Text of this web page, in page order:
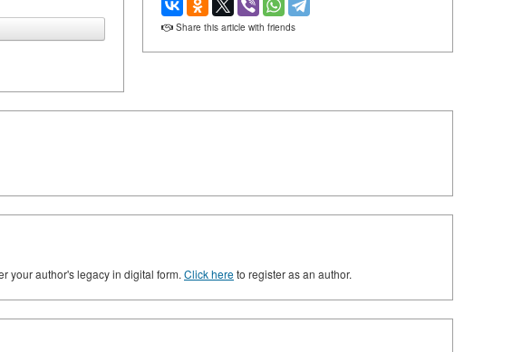
Share this article with friends
your author's legacy in digital form. Click hereto register as an author.